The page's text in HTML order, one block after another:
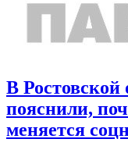
В Ростовской
пояснили,
меняется